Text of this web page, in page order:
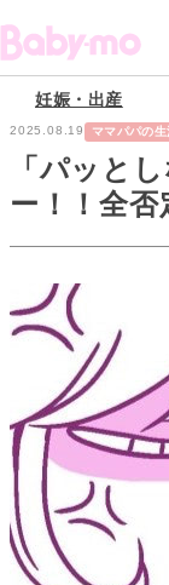
妊娠・出産
2025.08.19 ママパパの生
「パッと
ー！！全
の隠し味